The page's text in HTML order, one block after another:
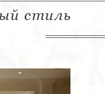
стиль